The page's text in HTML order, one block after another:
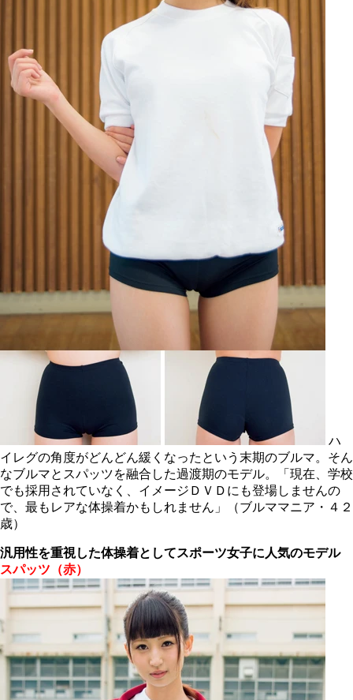
ハ
イレグの角度がどんどん緩くなったという末期のブルマ。そん
なブルマとスパッツを融合した過渡期のモデル。「現在、学校
でも採用されていなく、イメージＤＶＤにも登場しませんの
で、最もレアな体操着かもしれません」（ブルママニア・４２
歳）
汎用性を重視した体操着としてスポーツ女子に人気のモデル
スパッツ（赤）